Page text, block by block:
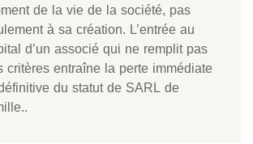
de la vie de la société, pas
à sa création. L’entrée au
d’un associé qui ne remplit pas
critères entraîne la perte immédiate
du statut de SARL de